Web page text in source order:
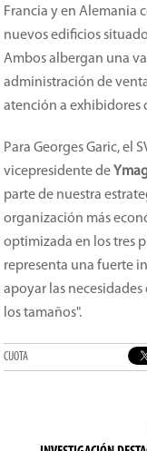
Francia y en Alemania
nuevos edificios
Ambos albergan una
administración de
atención a exhibidores
Para Georges Garic, el
vicepresidente de
parte de nuestra
organización más
optimizada en los tres
representa una fuerte
apoyar las
los tamaños".
CUOTA